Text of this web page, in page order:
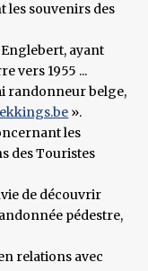
les souvenirs des
ayant
vers 1955 ...
randonneur belge,
».
les
des Touristes
de découvrir
pédestre,
relations avec